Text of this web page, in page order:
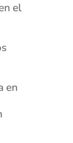
el
en